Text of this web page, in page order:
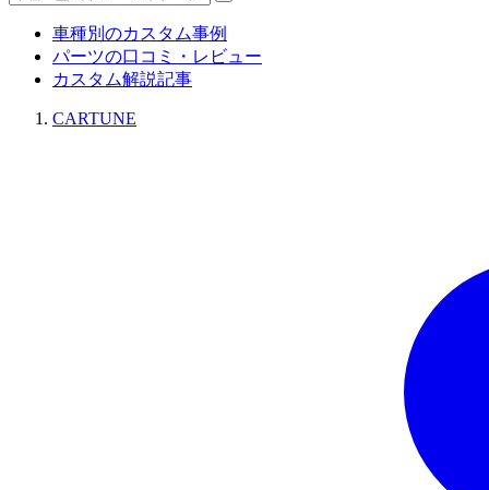
車種別のカスタム事例
パーツの口コミ・レビュー
カスタム解説記事
CARTUNE